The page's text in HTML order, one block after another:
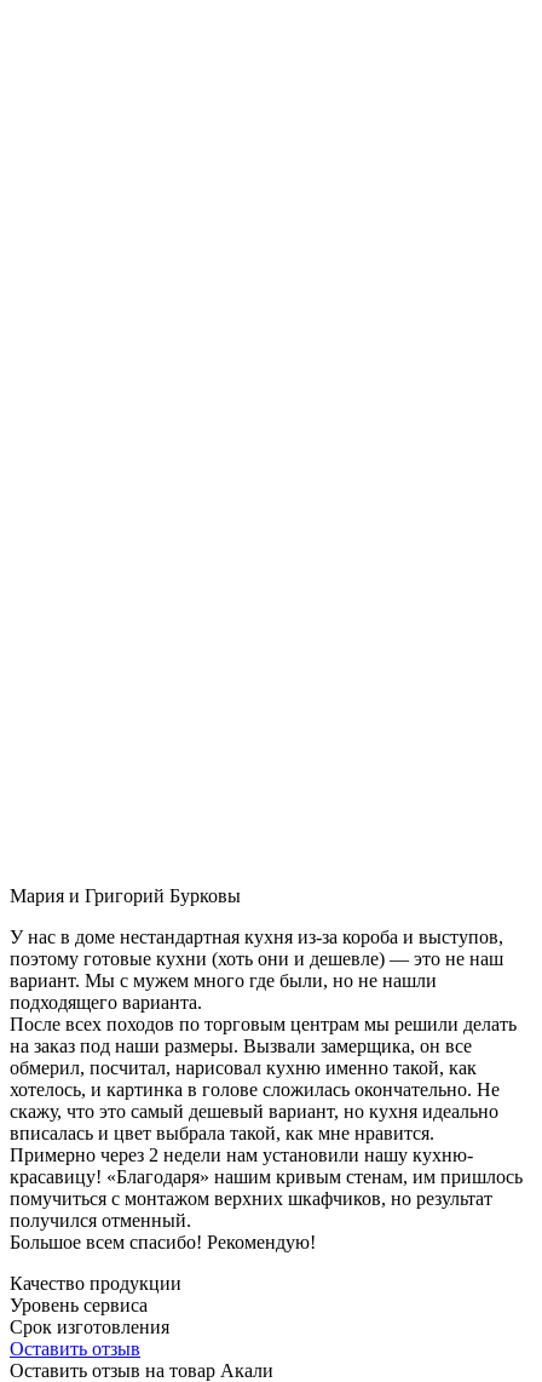
Мария и Григорий Бурковы
У нас в доме нестандартная кухня из-за короба и выступов,
поэтому готовые кухни (хоть они и дешевле) — это не наш
вариант. Мы с мужем много где были, но не нашли
подходящего варианта.
После всех походов по торговым центрам мы решили делать
на заказ под наши размеры. Вызвали замерщика, он все
обмерил, посчитал, нарисовал кухню именно такой, как
хотелось, и картинка в голове сложилась окончательно. Не
скажу, что это самый дешевый вариант, но кухня идеально
вписалась и цвет выбрала такой, как мне нравится.
Примерно через 2 недели нам установили нашу кухню-
красавицу! «Благодаря» нашим кривым стенам, им пришлось
помучиться с монтажом верхних шкафчиков, но результат
получился отменный.
Большое всем спасибо! Рекомендую!
Качество продукции
Уровень сервиса
Срок изготовления
Оставить отзыв
Оставить отзыв на товар Акали